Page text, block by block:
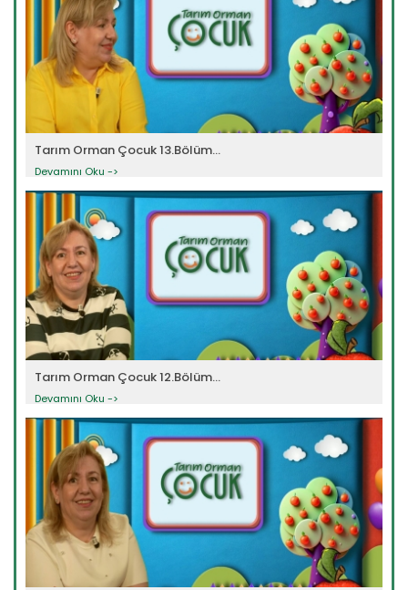
Tarım Orman Çocuk 13.Bölüm...
Devamını Oku ->
Tarım Orman Çocuk 12.Bölüm...
Devamını Oku ->